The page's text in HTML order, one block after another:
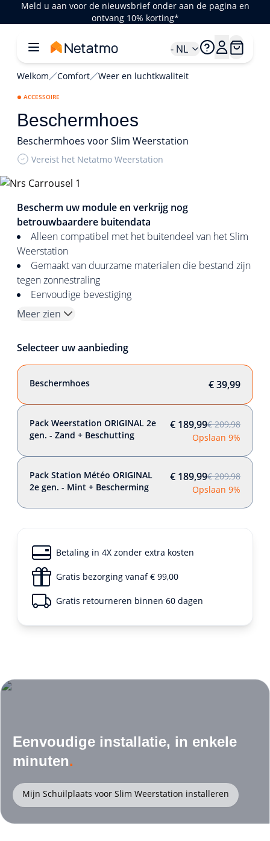
Meld u aan voor de nieuwsbrief onder aan de pagina en
ontvang 10% korting*
- NL
Welkom Comfort Weer en luchtkwaliteit
ACCESSOIRE
Beschermhoes
Beschermhoes voor Slim Weerstation
Vereist het Netatmo Weerstation
Bescherm uw module en verkrijg nog
betrouwbaardere buitendata
Alleen compatibel met het buitendeel van het Slim
Weerstation
Gemaakt van duurzame materialen die bestand zijn
tegen zonnestraling
Eenvoudige bevestiging
Meer zien
Selecteer uw aanbieding
Beschermhoes € 39,99
Pack Weerstation ORIGINAL 2e
gen. - Zand + Beschutting
€ 189,99€ 209,98
Opslaan 9%
Pack Station Météo ORIGINAL
2e gen. - Mint + Bescherming
€ 189,99€ 209,98
Opslaan 9%
Betaling in 4X zonder extra kosten
Gratis bezorging vanaf € 99,00
Gratis retourneren binnen 60 dagen
Eenvoudige installatie, in enkele
minuten.
Mijn Schuilplaats voor Slim Weerstation installeren